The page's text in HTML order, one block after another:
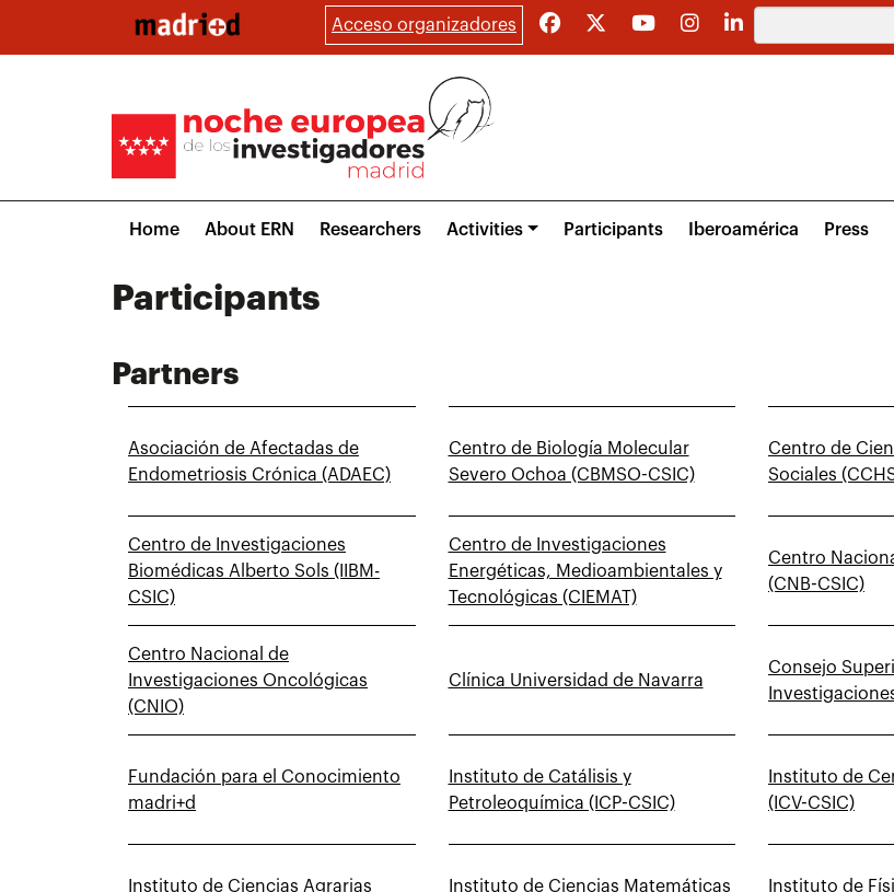
Acceso organizadores
MainHome About ERN Researchers Activities Participants Iberoamérica Press
Participants
Partners
Asociación de Afectadas de
Endometriosis Crónica (ADAEC)
Centro de Biología Molecular
Severo Ochoa (CBMSO-CSIC)
Centro de
Sociales
Centro de Investigaciones
Biomédicas Alberto Sols (IIBM-
CSIC)
Centro de Investigaciones
Energéticas, Medioambientales y
Tecnológicas (CIEMAT)
Centro
(CNB-CSIC)
Centro Nacional de
Investigaciones Oncológicas
(CNIO)
Clínica Universidad de Navarra
Consejo
Fundación para el Conocimiento
madri+d
Instituto de Catálisis y
Petroleoquímica (ICP-CSIC)
Instituto de
(ICV-CSIC)
Instituto de Ciencias Agrarias
Instituto de Ciencias Matemáticas
Instituto de